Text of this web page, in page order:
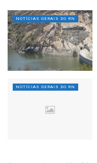
NOTÍCIAS GERAIS DO RN
NOTÍCIAS GERAIS DO RN